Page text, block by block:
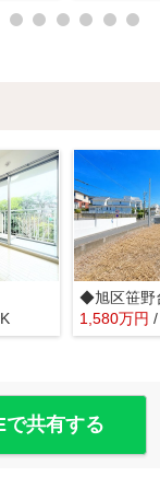
1,580万円
で共有する